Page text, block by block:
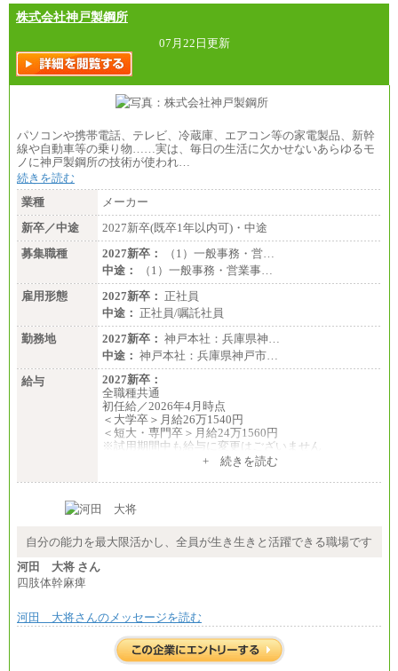
株式会社神戸製鋼所
07月22日更新
パソコンや携帯電話、テレビ、冷蔵庫、エアコン等の家電製品、新幹
線や自動車等の乗り物……実は、毎日の生活に欠かせないあらゆるモ
ノに神戸製鋼所の技術が使われ…
続きを読む
業種
メーカー
新卒／中途
2027新卒(既卒1年以内可)・中途
募集職種
2027新卒：
（1）一般事務・営…
中途：
（1）一般事務・営業事…
雇用形態
2027新卒： 正社員
中途： 正社員/嘱託社員
勤務地
2027新卒： 神戸本社：兵庫県神…
中途： 神戸本社：兵庫県神戸市…
給与
2027新卒：
全職種共通
初任給／2026年4月時点
＜大学卒＞月給26万1540円
＜短大・専門卒＞月給24万1560円
※試用期間中も給与に変更はございません
月給24万円～
※試用期間中も給与に変更はございません
+ 続きを読む
自分の能力を最大限活かし、全員が生き生きと活躍できる職場です
河田 大将 さん
四肢体幹麻痺
河田 大将さんのメッセージを読む